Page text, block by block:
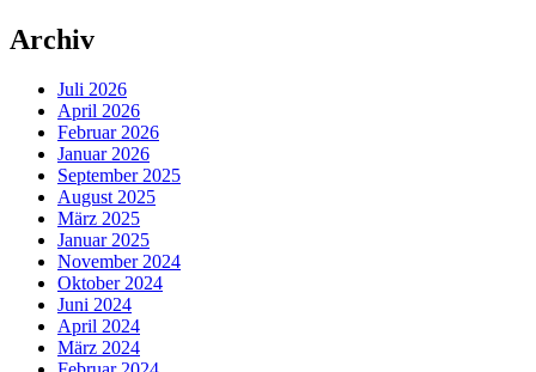
Archiv
Juli 2026
April 2026
Februar 2026
Januar 2026
September 2025
August 2025
März 2025
Januar 2025
November 2024
Oktober 2024
Juni 2024
April 2024
März 2024